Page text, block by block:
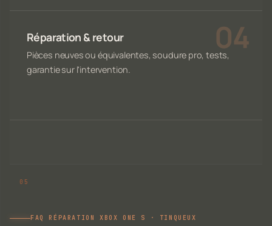
Réparation & retour
Pièces neuves ou équivalentes, soudure pro, tests,
garantie sur l'intervention.
FAQ RÉPARATION XBOX ONE S · TINQUEUX